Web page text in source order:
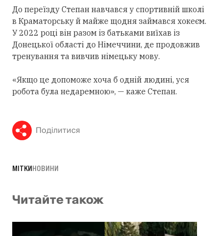
До переїзду Степан навчався у спортивній школі
в Краматорську й майже щодня займався хокеєм.
У 2022 році він разом із батьками виїхав із
Донецької області до Німеччини, де продовжив
тренування та вивчив німецьку мову.
«Якщо це допоможе хоча б одній людині, уся
робота була недаремною», — каже Степан.
Поділитися
МІТКИНОВИНИ
Читайте також